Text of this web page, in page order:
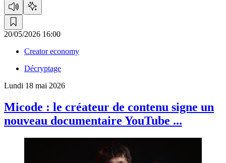
20/05/2026 16:00
Creator economy
Décryptage
Lundi 18 mai 2026
Micode : le créateur de contenu signe un
nouveau documentaire YouTube ...